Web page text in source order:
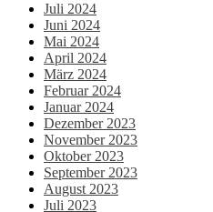
Juli 2024
Juni 2024
Mai 2024
April 2024
März 2024
Februar 2024
Januar 2024
Dezember 2023
November 2023
Oktober 2023
September 2023
August 2023
Juli 2023